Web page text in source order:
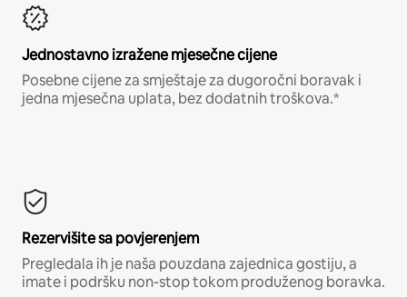
Jednostavno izražene mjesečne cijene
Posebne cijene za smještaje za dugoročni boravak i
jedna mjesečna uplata, bez dodatnih troškova.*
Rezervišite sa povjerenjem
Pregledala ih je naša pouzdana zajednica gostiju, a
imate i podršku non-stop tokom produženog boravka.